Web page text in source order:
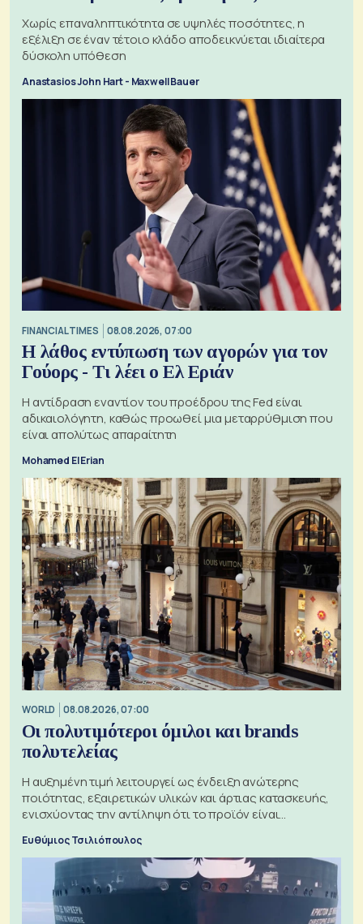
Χωρίς επαναληπτικότητα σε υψηλές ποσότητες, η
εξέλιξη σε έναν τέτοιο κλάδο αποδεικνύεται ιδιαίτερα
δύσκολη υπόθεση
Anastasios John Hart - Maxwell Bauer
FINANCIAL TIMES 08.08.2026, 07:00
Η λάθος εντύπωση των αγορών για τον
Γούορς - Τι λέει ο Ελ Εριάν
Η αντίδραση εναντίον του προέδρου της Fed είναι
αδικαιολόγητη, καθώς προωθεί μια μεταρρύθμιση που
είναι απολύτως απαραίτητη
Mohamed El Erian
WORLD 08.08.2026, 07:00
Οι πολυτιμότεροι όμιλοι και brands
πολυτελείας
Η αυξημένη τιμή λειτουργεί ως ένδειξη ανώτερης
ποιότητας, εξαιρετικών υλικών και άρτιας κατασκευής,
ενισχύοντας την αντίληψη ότι το προϊόν είναι
Ευθύμιος Τσιλιόπουλος